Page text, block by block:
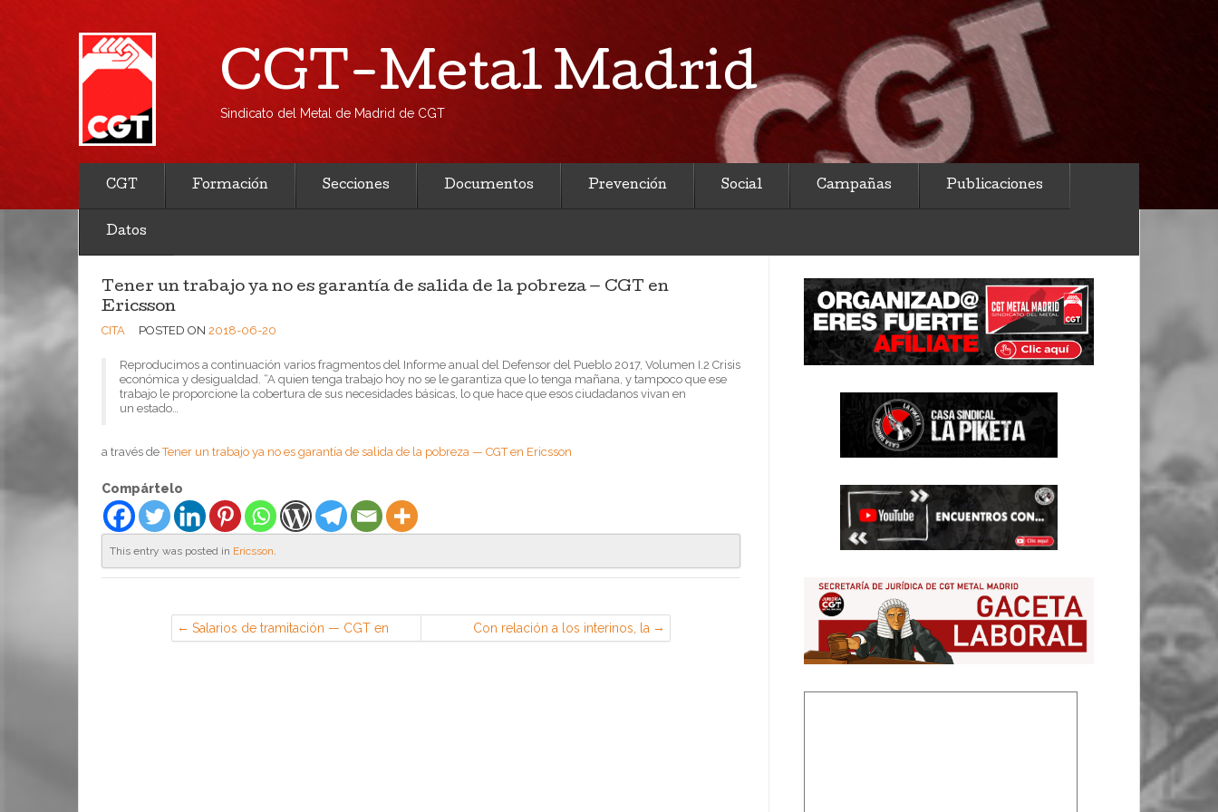
CGT-Metal Madrid
Sindicato del Metal de Madrid de CGT
CGT Formación Secciones Documentos Prevención Social Campañas Publicaciones
Datos
Tener un trabajo ya no es garantía de salida de la pobreza — CGT en
Ericsson
CITA POSTED ON 2018-06-20
Reproducimos a continuación varios fragmentos del Informe anual del Defensor del Pueblo 2017, Volumen I.2 Crisis
económica y desigualdad. “A quien tenga trabajo hoy no se le garantiza que lo tenga mañana, y tampoco que ese
trabajo le proporcione la cobertura de sus necesidades básicas, lo que hace que esos ciudadanos vivan en
un estado…
a través deTener un trabajo ya no es garantía de salida de la pobreza — CGT en Ericsson
Compártelo
This entry was posted in Ericsson.
Salarios de tramitación — CGT en
Ericsson
Con relación a los interinos, la
doctrina judicial nacional intensifica